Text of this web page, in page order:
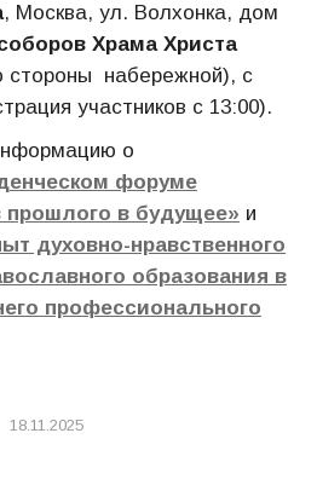
, Москва, ул. Волхонка, дом
Храма Христа
стороны набережной), c
участников с 13:00).
о
форуме
прошлого в будущее» и
духовно-нравственного
образования в
профессионального
18.11.2025